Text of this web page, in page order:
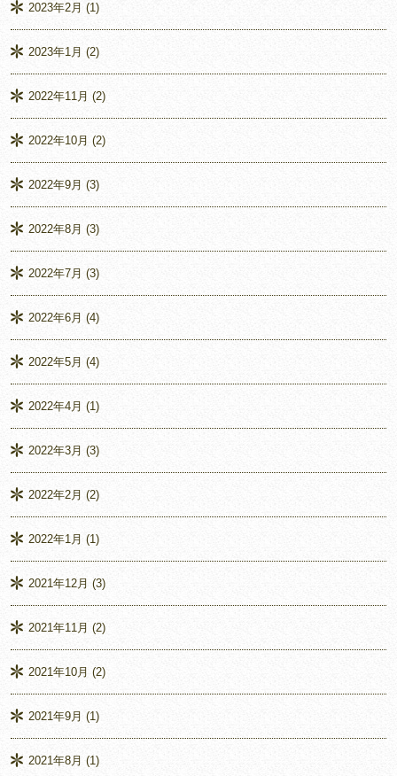
2023年2月 (1)
2023年1月 (2)
2022年11月 (2)
2022年10月 (2)
2022年9月 (3)
2022年8月 (3)
2022年7月 (3)
2022年6月 (4)
2022年5月 (4)
2022年4月 (1)
2022年3月 (3)
2022年2月 (2)
2022年1月 (1)
2021年12月 (3)
2021年11月 (2)
2021年10月 (2)
2021年9月 (1)
2021年8月 (1)